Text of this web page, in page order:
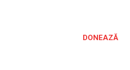
DONEAZĂ